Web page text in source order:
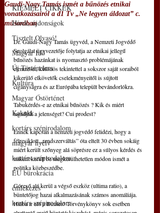
KIEMELT CIKKEK
Hírek, újdonságok
Tisztelt Olvasó!
Magyar Idő
Új Történelem
Kultúra
Magyar Őstörténet
Kakukk
kortárs szépirodalom
magyar nyelv
kortárs szépirodalom
EU bürokrácia
emlékezés
kortárs szépirodalom
Gaudi-Nagy Tamás ismét a bűnözés etnikai
vonatkozásairól a d1 Tv „Ne legyen áldozat” c.
műsorában
Dr. Gaudi-Nagy Tamás ügyvéd, a Nemzeti Jogvédő
Szolgálat ügyvezetője folytatja az etnikai jellegű
bűnözés hazánkat is nyomasztó problémájának
elemzését, különös tekintettel a sokszor saját soraiból
kikerülő elkövetők cselekményeitől is sújtott
cigányságra és az Európába települt bevándorlókra.
Tabukérdés-e az etnikai bűnözés ? Kik és miért
tagadják a jelenséget? Cui prodest?
Ennek kapcsán a nemzeti jogvédő felidézi, hogy a
félresiklott „rendszerváltás” óta eltelt 30 évben sokáig
miért került szőnyeg alá söprésre ez a súlyos kérdés és
miként került be megkerülhetetlen módon ismét a
politika közbeszédbe.
Górcső alá kerül a végső eszköz (ultima ratio), a
büntetőjog hazai alkalmazásának számos anomáliája.
Hiába ír elő a Büntető Törvénykönyv sok esetben